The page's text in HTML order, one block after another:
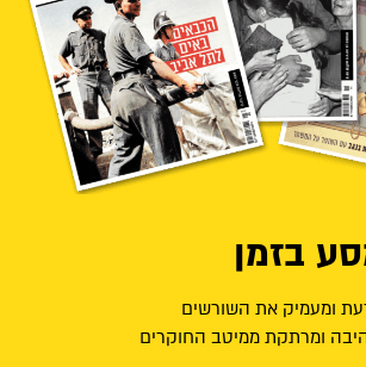
בזמן
ומעמיק את השורשים
ומרתקת ממיטב החוקרים